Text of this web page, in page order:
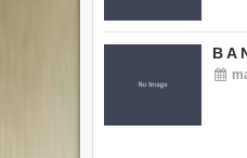
B A